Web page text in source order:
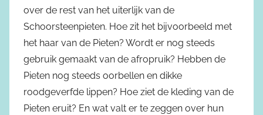
over de rest van het uiterlijk van de
Schoorsteenpieten. Hoe zit het bijvoorbeeld met
het haar van de Pieten? Wordt er nog steeds
gebruik gemaakt van de afropruik? Hebben de
Pieten nog steeds oorbellen en dikke
roodgeverfde lippen? Hoe ziet de kleding van de
Pieten eruit? En wat valt er te zeggen over hun